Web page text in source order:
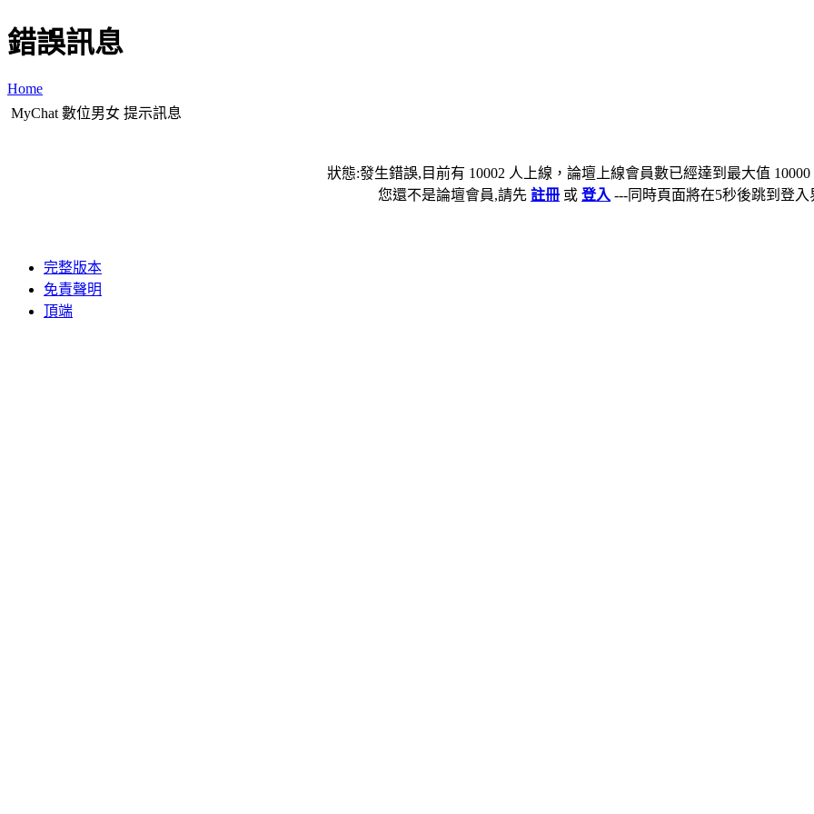
錯誤訊息
Home
MyChat 數位男女 提示訊息
狀態:發生錯誤,目前有 10002 人上線，論壇上線會員數已經達到最大值
您還不是論壇會員,請先 註冊 或 登入 ---同時頁面將在5秒後跳到登入
完整版本
免責聲明
頂端